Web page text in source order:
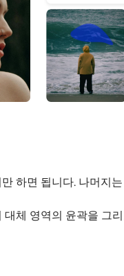
하면 됩니다. 나머지
체 영역의 윤곽을 그